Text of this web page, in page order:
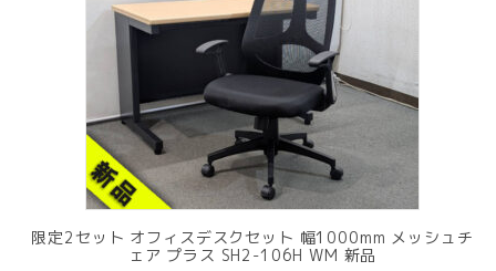
限定2セット オフィスデスクセット 幅1000mm メッシュチ
ェア プラス SH2-106H WM 新品